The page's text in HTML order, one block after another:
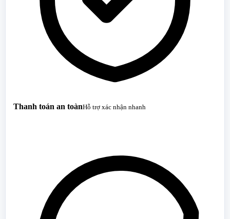
Thanh toán an toànHỗ trợ xác nhận nhanh